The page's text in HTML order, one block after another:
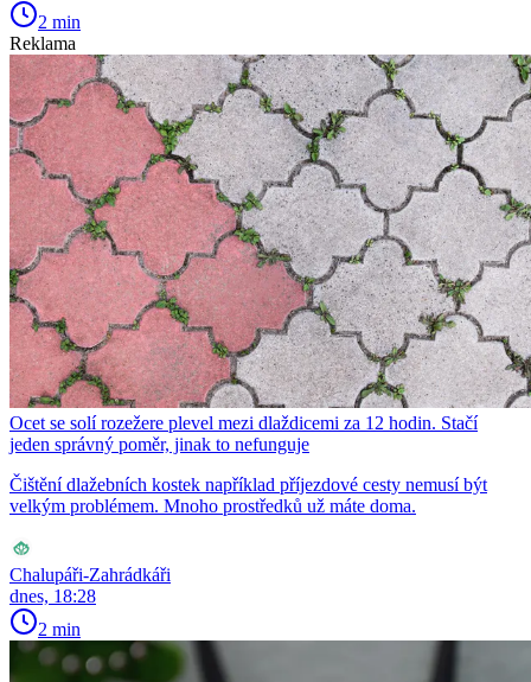
2 min
Reklama
Ocet se solí rozežere plevel mezi dlaždicemi za 12 hodin. Stačí
jeden správný poměr, jinak to nefunguje
Čištění dlažebních kostek například příjezdové cesty nemusí být
velkým problémem. Mnoho prostředků už máte doma.
Chalupáři-Zahrádkáři
dnes, 18:28
2 min